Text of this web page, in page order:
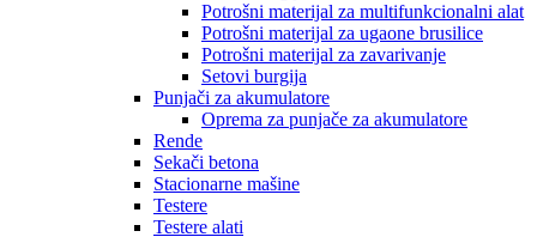
Potrošni materijal za multifunkcionalni alat
Potrošni materijal za ugaone brusilice
Potrošni materijal za zavarivanje
Setovi burgija
Punjači za akumulatore
Oprema za punjače za akumulatore
Rende
Sekači betona
Stacionarne mašine
Testere
Testere alati